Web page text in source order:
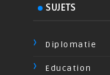
SUJETS
Diplomatie
Education